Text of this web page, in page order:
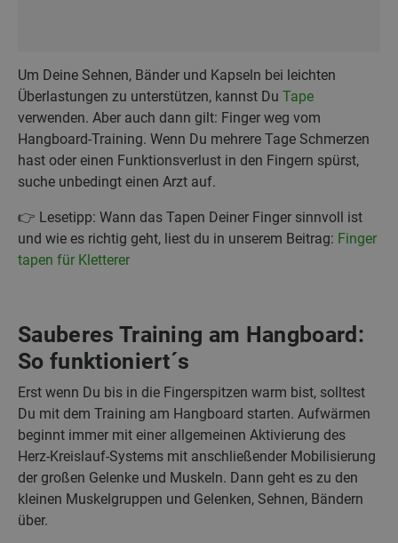
Um Deine Sehnen, Bänder und Kapseln bei leichten
Überlastungen zu unterstützen, kannst Du Tape
verwenden. Aber auch dann gilt: Finger weg vom
Hangboard-Training. Wenn Du mehrere Tage Schmerzen
hast oder einen Funktionsverlust in den Fingern spürst,
suche unbedingt einen Arzt auf.
👉 Lesetipp: Wann das Tapen Deiner Finger sinnvoll ist
und wie es richtig geht, liest du in unserem Beitrag: Finger
tapen für Kletterer
Sauberes Training am Hangboard:
So funktioniert´s
Erst wenn Du bis in die Fingerspitzen warm bist, solltest
Du mit dem Training am Hangboard starten. Aufwärmen
beginnt immer mit einer allgemeinen Aktivierung des
Herz-Kreislauf-Systems mit anschließender Mobilisierung
der großen Gelenke und Muskeln. Dann geht es zu den
kleinen Muskelgruppen und Gelenken, Sehnen, Bändern
über.